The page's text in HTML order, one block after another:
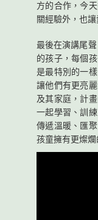
方的合作，今
關經驗外，也讓
最後在演講尾
的孩子，每個
是最特別的一
讓他們有更亮
及其家庭，計
一起學習、訓
傳遞溫暖、匯
孩童擁有更燦爛